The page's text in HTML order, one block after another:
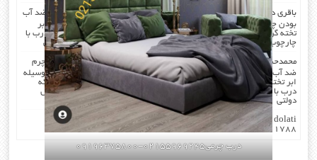
درب چرمی02155969245-09196375800
باقری در
صدا گیر…درب اکوستیک…چرم کردن درب با مرغوب ترین چرم ضد آب
بودن چرم …در هنگام چرم کردن همه ی درز های درب و چارچوب بوسیله ابر
تخته گرفته میشود که جلوی صدا را میگیرد . کار در محل انجام میشود که درب با
چارچوب فیکس میشود۰۹۱۹۶۳۷۵۸۰۰-۰۹۳۰۷۸۰۱۷۸۸مهندس دولتی
محمدحسندر صدا گیر…درب اکوستیک…چرم کردن درب با مرغوب ترین چرم
ضد آب بودن چرم …در هنگام چرم کردن همه ی درز های درب و چارچوب بوسیله
ابر تخته گرفته میشود که جلوی صدا را میگیرد . کار در محل انجام میشود که
درب با چارچوب فیکس میشود۰۹۱۹۶۳۷۵۸۰۰-۰۹۳۰۷۸۰۱۷۸۸مهندس
دولتی
dolati در
اکوستیک -درب عایق-صوتی ضد-صدا ۰۹۱۹۶۳۷۵۸۰۰
۰۹۳۰۷۸۰۱۷۸۸